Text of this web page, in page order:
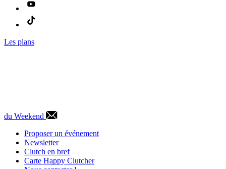
Les plans
du Weekend
Proposer un événement
Newsletter
Clutch en bref
Carte Happy Clutcher